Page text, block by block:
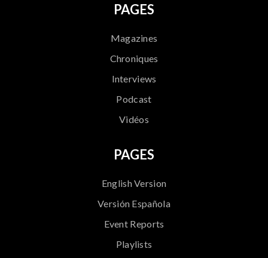
PAGES
Magazines
Chroniques
Interviews
Podcast
Vidéos
PAGES
English Version
Versión Española
Event Reports
Playlists